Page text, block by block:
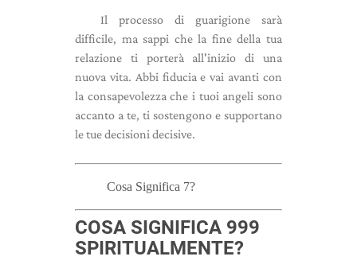
Il processo di guarigione sarà
difficile, ma sappi che la fine della tua
relazione ti porterà all'inizio di una
nuova vita. Abbi fiducia e vai avanti con
la consapevolezza che i tuoi angeli sono
accanto a te, ti sostengono e supportano
le tue decisioni decisive.
Cosa Significa 7?
COSA SIGNIFICA 999
SPIRITUALMENTE?